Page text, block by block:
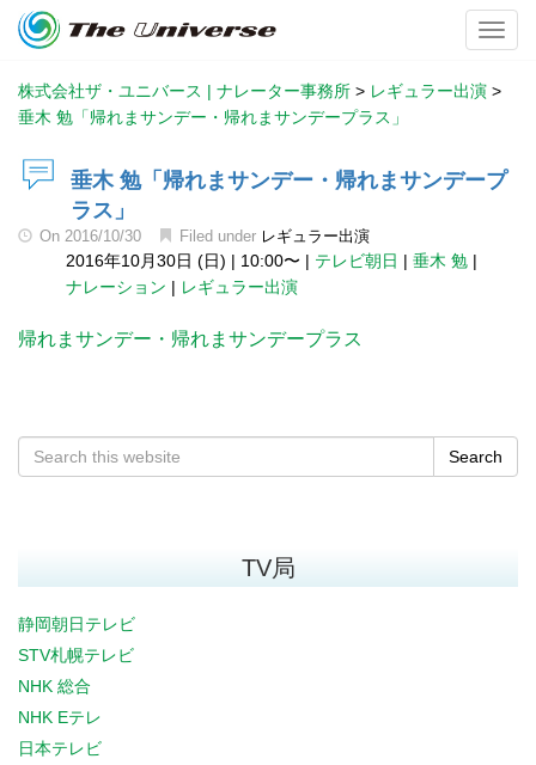
株式会社ザ・ユニバース | ナレーター事務所 > レギュラー出演 >
垂木 勉「帰れまサンデー・帰れまサンデープラス」
垂木 勉「帰れまサンデー・帰れまサンデープ
ラス」
On 2016/10/30 Filed under レギュラー出演
2016年10月30日 (日) | 10:00〜 | テレビ朝日 | 垂木 勉 |
ナレーション | レギュラー出演
帰れまサンデー・帰れまサンデープラス
Search
TV局
静岡朝日テレビ
STV札幌テレビ
NHK 総合
NHK Eテレ
日本テレビ